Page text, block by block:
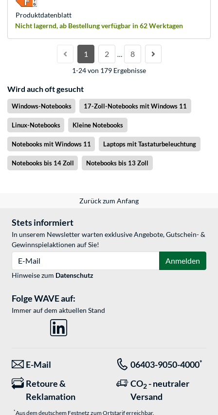
Nicht lagernd, ab Bestellung verfügbar in 62 Werktagen
Produkt­datenblatt
1 2 … 8
1-24 von 179 Ergebnisse
Wird auch oft gesucht
Windows-Notebooks 17-Zoll-Notebooks mit Windows 11
Linux-Notebooks Kleine Notebooks
Notebooks mit Windows 11 Laptops mit Tastaturbeleuchtung
Notebooks bis 14 Zoll Notebooks bis 13 Zoll
Zurück zum Anfang
Stets informiert
In unserem Newsletter warten exklusive Angebote, Gutschein- &
Gewinnspielaktionen auf Sie!
E-Mail
Anmelden
Hinweise zum Datenschutz
Folge WAVE auf:
Immer auf dem aktuellen Stand
E-Mail 06403-9050-4000*
Retoure &
Reklamation
CO2 - neutraler
Versand
*Aus dem deutschem Festnetz zum Ortstarif erreichbar.